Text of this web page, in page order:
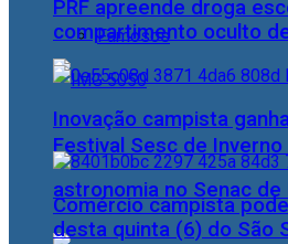
Famosos
Festival Sesc de
astronomia no Senac de
PRF apreende droga
compartimento oculto
Inovação campista
Comércio campista
desta quinta (6) do São